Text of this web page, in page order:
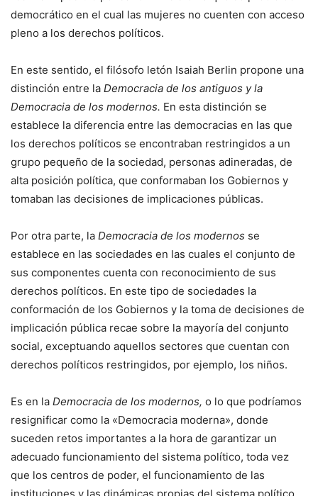
democrático en el cual las mujeres no cuenten con acceso
pleno a los derechos políticos.
En este sentido, el filósofo letón Isaiah Berlin propone una
distinción entre la Democracia de los antiguos y la
Democracia de los modernos. En esta distinción se
establece la diferencia entre las democracias en las que
los derechos políticos se encontraban restringidos a un
grupo pequeño de la sociedad, personas adineradas, de
alta posición política, que conformaban los Gobiernos y
tomaban las decisiones de implicaciones públicas.
Por otra parte, la Democracia de los modernos se
establece en las sociedades en las cuales el conjunto de
sus componentes cuenta con reconocimiento de sus
derechos políticos. En este tipo de sociedades la
conformación de los Gobiernos y la toma de decisiones de
implicación pública recae sobre la mayoría del conjunto
social, exceptuando aquellos sectores que cuentan con
derechos políticos restringidos, por ejemplo, los niños.
Es en la Democracia de los modernos, o lo que podríamos
resignificar como la «Democracia moderna», donde
suceden retos importantes a la hora de garantizar un
adecuado funcionamiento del sistema político, toda vez
que los centros de poder, el funcionamiento de las